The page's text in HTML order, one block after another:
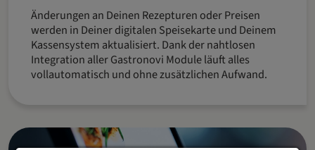
Änderungen an Deinen Rezepturen oder Preisen
werden in Deiner digitalen Speisekarte und Deinem
Kassensystem aktualisiert. Dank der nahtlosen
Integration aller Gastronovi Module läuft alles
vollautomatisch und ohne zusätzlichen Aufwand.